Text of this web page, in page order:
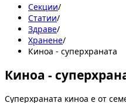
Секции/
Статии/
Здраве/
Хранене/
Киноа - суперхраната
Киноа -
Суперхраната киноа е от